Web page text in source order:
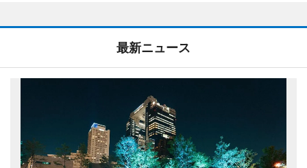
最新ニュース